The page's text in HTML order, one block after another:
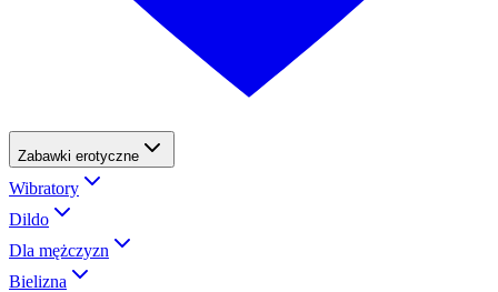
Zabawki erotyczne
Wibratory
Dildo
Dla mężczyzn
Bielizna